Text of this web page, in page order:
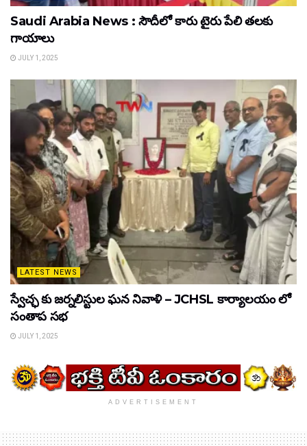
Saudi Arabia News : సౌదీలో కారు టైరు పేలి తలకు
గాయాలు
JULY 1, 2025
LATEST NEWS
స్వేచ్ఛ కు జర్నలిస్టుల ఘన నివాళి – JCHSL కార్యాలయం లో
సంతాప సభ
JULY 1, 2025
ADVERTISEMENT